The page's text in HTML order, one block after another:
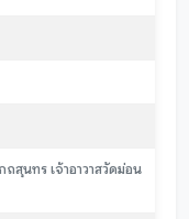
สุนทร เจ้าอาวาสวัดม่อน